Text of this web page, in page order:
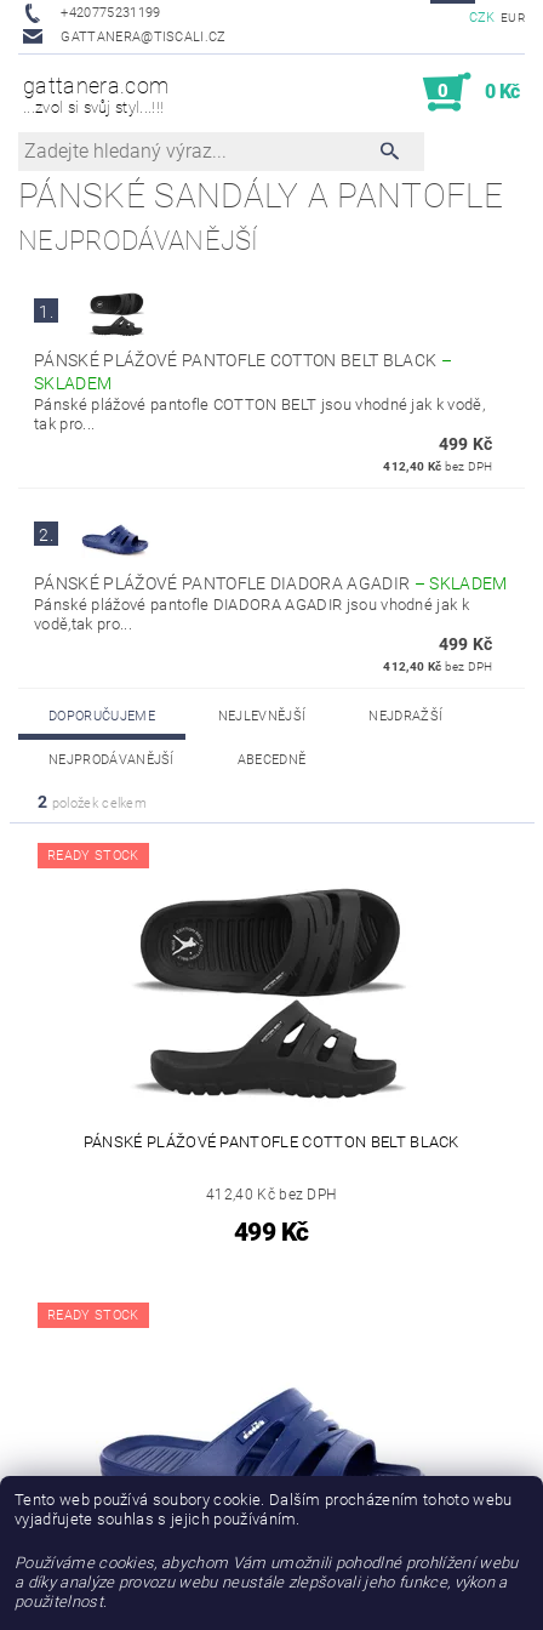
+420775231199
GATTANERA@TISCALI.CZ
CZK EUR
gattanera.com
...zvol si svůj styl...!!!
0 0 Kč
PÁNSKÉ SANDÁLY A PANTOFLE
NEJPRODÁVANĚJŠÍ
1.
PÁNSKÉ PLÁŽOVÉ PANTOFLE COTTON BELT BLACK –
SKLADEM
Pánské plážové pantofle COTTON BELT jsou vhodné jak k vodě,
tak pro...
499 Kč
412,40 Kč bez DPH
2.
PÁNSKÉ PLÁŽOVÉ PANTOFLE DIADORA AGADIR –SKLADEM
Pánské plážové pantofle DIADORA AGADIR jsou vhodné jak k
vodě,tak pro...
499 Kč
412,40 Kč bez DPH
DOPORUČUJEME NEJLEVNĚJŠÍ NEJDRAŽŠÍ
NEJPRODÁVANĚJŠÍ ABECEDNĚ
2 položek celkem
READY STOCK
PÁNSKÉ PLÁŽOVÉ PANTOFLE COTTON BELT BLACK
412,40 Kč bez DPH
499 Kč
READY STOCK
PÁNSKÉ PLÁŽOVÉ PANTOFLE DIADORA AGADIR
Tento web používá soubory cookie. Dalším procházením tohoto webu
vyjadřujete souhlas s jejich používáním.
Používáme cookies, abychom Vám umožnili pohodlné prohlížení webu
a díky analýze provozu webu neustále zlepšovali jeho funkce, výkon a
použitelnost.